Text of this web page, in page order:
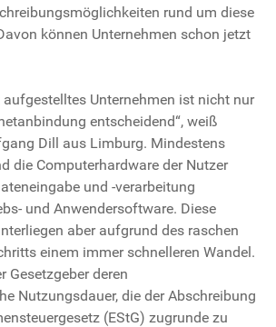
rund um diese
können Unternehmen schon jetzt
aufgestelltes Unternehmen ist nicht nur
entscheidend“, weiß
Dill aus Limburg. Mindestens
die Computerhardware der Nutzer
und -verarbeitung
und Anwendersoftware. Diese
aber aufgrund des raschen
einem immer schnelleren Wandel.
Gesetzgeber deren
Nutzungsdauer, die der Abschreibung
(EStG) zugrunde zu